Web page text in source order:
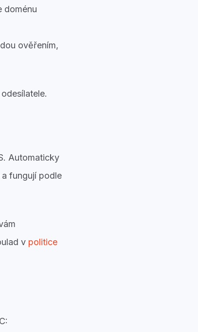
doménu
ověřením,
Automaticky
fungují podle
v politice